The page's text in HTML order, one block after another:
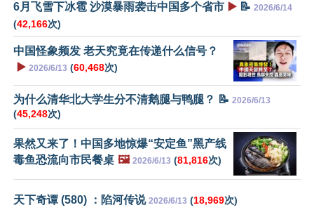
6月飞雪下冰雹 沙漠暴雨袭击中国多个省市 ▶️ 📝 2026/6/14
(42,166次)
中国怪象频发 老天究竟在传递什么信号？
▶️ 2026/6/13 (60,468次)
为什么清华北大学生分不清鹅腿与鸭腿？ 📝 2026/6/13
(45,248次)
果然又来了！中国多地惊爆“安定鱼”黑产线
毒鱼恐流向市民餐桌 🖼️ 2026/6/13 (81,816次)
天下奇谭 (580) ：陷河传说 2026/6/13 (18,969次)